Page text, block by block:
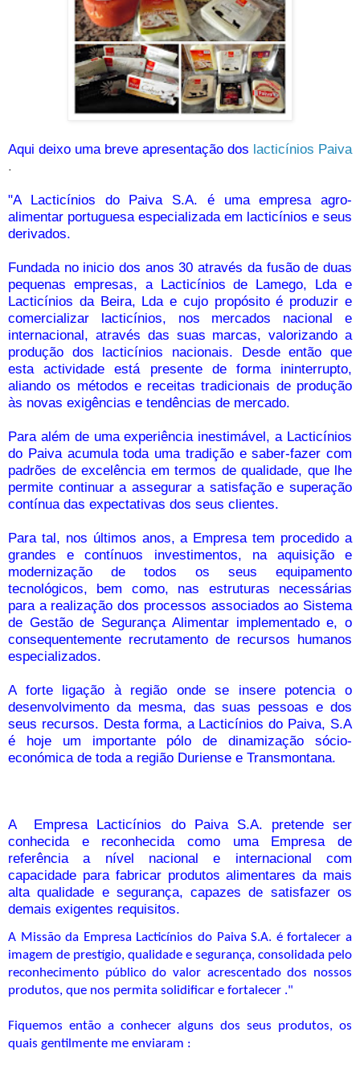
Aqui deixo uma breve apresentação dos lacticínios Paiva
.
"A Lacticínios do Paiva S.A. é uma empresa agro-
alimentar portuguesa especializada em lacticínios e seus
derivados.
Fundada no inicio dos anos 30 através da fusão de duas
pequenas empresas, a Lacticínios de Lamego, Lda e
Lacticínios da Beira, Lda e cujo propósito é produzir e
comercializar lacticínios, nos mercados nacional e
internacional, através das suas marcas, valorizando a
produção dos lacticínios nacionais. Desde então que
esta actividade está presente de forma ininterrupto,
aliando os métodos e receitas tradicionais de produção
às novas exigências e tendências de mercado.
Para além de uma experiência inestimável, a Lacticínios
do Paiva acumula toda uma tradição e saber-fazer com
padrões de excelência em termos de qualidade, que lhe
permite continuar a assegurar a satisfação e superação
contínua das expectativas dos seus clientes.
Para tal, nos últimos anos, a Empresa tem procedido a
grandes e contínuos investimentos, na aquisição e
modernização de todos os seus equipamento
tecnológicos, bem como, nas estruturas necessárias
para a realização dos processos associados ao Sistema
de Gestão de Segurança Alimentar implementado e, o
consequentemente recrutamento de recursos humanos
especializados.
A forte ligação à região onde se insere potencia o
desenvolvimento da mesma, das suas pessoas e dos
seus recursos. Desta forma, a Lacticínios do Paiva, S.A
é hoje um importante pólo de dinamização sócio-
económica de toda a região Duriense e Transmontana.
A
Empresa Lacticínios do Paiva S.A. pretende ser
conhecida e reconhecida como uma Empresa de
referência a nível nacional e internacional com
capacidade para fabricar produtos alimentares da mais
alta qualidade e segurança, capazes de satisfazer os
demais exigentes requisitos.
A Missão da Empresa Lacticínios do Paiva S.A. é fortalecer a
imagem de prestígio, qualidade e segurança, consolidada pelo
reconhecimento público do valor acrescentado dos nossos
produtos, que nos permita solidificar e fortalecer ."
Fiquemos então a conhecer alguns dos seus produtos, os
quais gentilmente me enviaram :